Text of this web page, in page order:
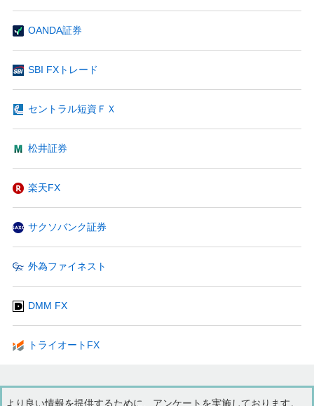
OANDA証券
SBI FXトレード
セントラル短資ＦＸ
松井証券
楽天FX
サクソバンク証券
外為ファイネスト
DMM FX
トライオートFX
より良い情報を提供するために、アンケートを実施しております。